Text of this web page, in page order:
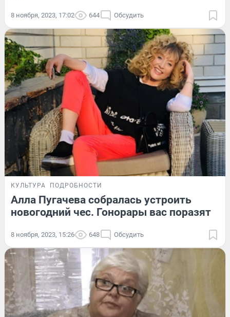
8 ноября, 2023, 17:02 644 Обсудить
КУЛЬТУРА ПОДРОБНОСТИ
Алла Пугачева собралась устроить
новогодний чес. Гонорары вас поразят
8 ноября, 2023, 15:26 648 Обсудить